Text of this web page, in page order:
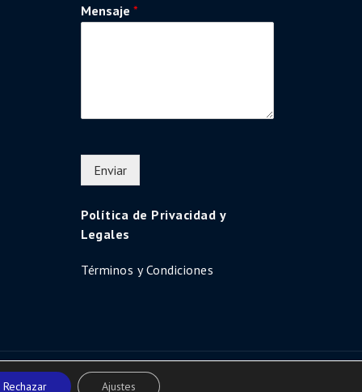
Mensaje *
Enviar
Política de Privacidad y
Legales
Términos y Condiciones
Uni Education by
Rechazar Ajustes